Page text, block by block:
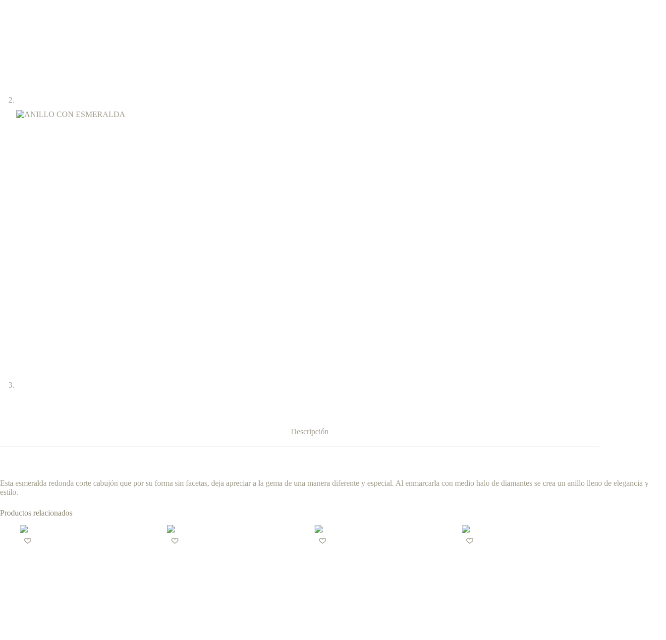
Descripción
Esta esmeralda redonda corte cabujón que por su forma sin facetas, deja apreciar a la gema de una manera diferente y especial. Al enmarcarla con medio halo de diamantes se crea un anillo lleno de elegancia y
estilo.
Productos relacionados